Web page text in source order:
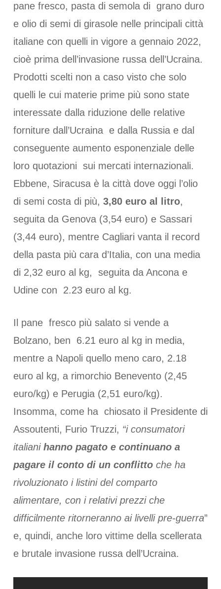
pane fresco, pasta di semola di grano duro
e olio di semi di girasole nelle principali città
italiane con quelli in vigore a gennaio 2022,
cioè prima dell’invasione russa dell’Ucraina.
Prodotti scelti non a caso visto che solo
quelli le cui materie prime più sono state
interessate dalla riduzione delle relative
forniture dall’Ucraina e dalla Russia e dal
conseguente aumento esponenziale delle
loro quotazioni sui mercati internazionali.
Ebbene, Siracusa è la città dove oggi l’olio
di semi costa di più, 3,80 euro al litro,
seguita da Genova (3,54 euro) e Sassari
(3,44 euro), mentre Cagliari vanta il record
della pasta più cara d’Italia, con una media
di 2,32 euro al kg, seguita da Ancona e
Udine con 2.23 euro al kg.
Il pane fresco più salato si vende a
Bolzano, ben 6.21 euro al kg in media,
mentre a Napoli quello meno caro, 2.18
euro al kg, a rimorchio Benevento (2,45
euro/kg) e Perugia (2,51 euro/kg).
Insomma, come ha chiosato il Presidente di
Assoutenti, Furio Truzzi, “i consumatori
italianihanno pagato e continuano a
pagare il conto di un conflittoche ha
rivoluzionato i listini del comparto
alimentare, con i relativi prezzi che
difficilmente ritorneranno ai livelli pre-guerra”
e, quindi, anche loro vittime della scellerata
e brutale invasione russa dell’Ucraina.